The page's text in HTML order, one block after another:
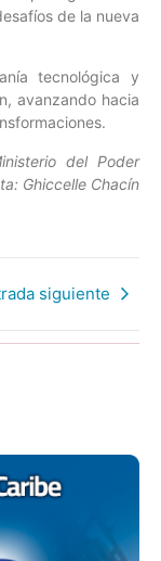
de la nueva
tecnológica y
avanzando hacia
del Poder
Ghiccelle Chacín
siguiente